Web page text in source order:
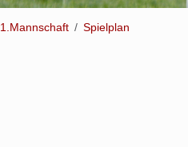
1.Mannschaft
Spielplan